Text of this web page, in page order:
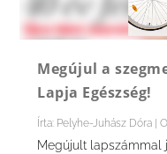
Megújul a
Lapja Egészség!
Írta: Pelyhe-Juhász Dóra |
Megújult lapszámmal